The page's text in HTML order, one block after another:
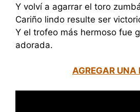
Y volví a agarrar el toro
Cariño lindo resulte ser
Y el trofeo más hermoso fue
adorada.
AGREGAR UNA